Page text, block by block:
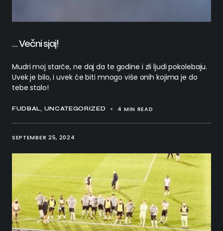
FUDBAL UNCATEGORIZED 4 MIN READ
… Večni sjaj!
Mudri moj starče, ne daj da te godine i zli ljudi pokolebaju.
Uvek je bilo, i uvek će biti mnogo više onih kojima je do
tebe stalo!
SEPTEMBER 25, 2024